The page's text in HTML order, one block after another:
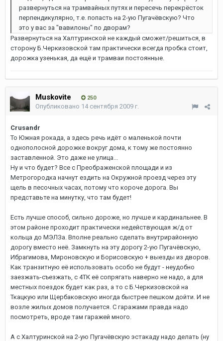
развернуться на трамвайных путях и пересечь перекрёсток
перпендикулярно, т.е. попасть на 2-ую Пугачёвскую? Что
это у вас за "вавилоны" по дворам?
Развернуться на Халтуринской не каждый сможет/решиться, в
сторону Б.Черкизовской там практически всегда пробка стоит,
дорожка узенькая, да ещё и трамваи постоянные.
Muskovite 250
Опубликовано 14 сентября 2009 г.
Crusandr
То Южная рокада, а здесь речь идёт о маленькой почти
однополосной дорожке вокруг дома, к тому же постоянно
заставленной. Это даже не улица...
Ну и что будет? Все с Преображенской площади и из
Метрогородка начнут ездить на Окружной проезд через эту
щель в песочных часах, потому что короче дорога. Вы
представьте на минутку, что там будет!
Есть лучше способ, сильно дороже, но лучше и кардинальнее. В
этом районе проходит практически недействующая ж/д от
кольца до МЭЛЗа. Вполне реально сделать внутрирайонную
дорогу вместо неё. Замкнуть на эту дорогу 2-ую Пугачёвскую,
Ибрагимова, Мироновскую и Борисовскую + выезды из дворов.
Как транзитную её использовать особо не будут - неудобно
заезжать-съезжать, с 4ТК её сопрягать наверно не надо, а для
местных поездок будет как раз, а то с Б.Черкизовской на
Ткацкую или Щербаковскую иногда быстрее пешком дойти. И не
возле жилых домов получается. С гаражами правда надо
посмотреть, вроде там гаражей много.
А с Халтуринской на 2-ую Пугачёвскую эстакаду надо делать (ну